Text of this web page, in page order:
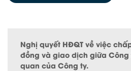
Nghị quyết HĐQT về việc
đồng và giao dịch giữa Công
quan của Công ty.